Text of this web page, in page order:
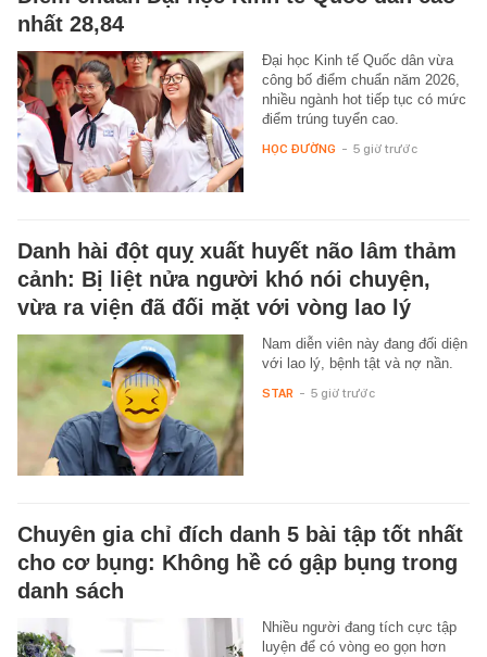
nhất 28,84
Đại học Kinh tế Quốc dân vừa
công bố điểm chuẩn năm 2026,
nhiều ngành hot tiếp tục có mức
điểm trúng tuyển cao.
HỌC ĐƯỜNG - 5 giờ trước
Danh hài đột quỵ xuất huyết não lâm thảm
cảnh: Bị liệt nửa người khó nói chuyện,
vừa ra viện đã đối mặt với vòng lao lý
Nam diễn viên này đang đối diện
với lao lý, bệnh tật và nợ nần.
STAR - 5 giờ trước
Chuyên gia chỉ đích danh 5 bài tập tốt nhất
cho cơ bụng: Không hề có gập bụng trong
danh sách
Nhiều người đang tích cực tập
luyện để có vòng eo gọn hơn